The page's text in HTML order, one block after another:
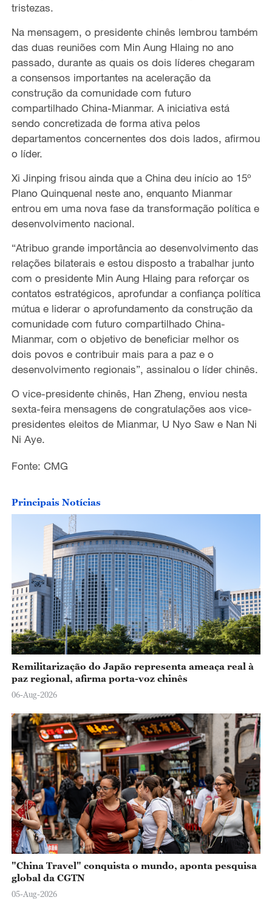
tristezas.
Na mensagem, o presidente chinês lembrou também
das duas reuniões com Min Aung Hlaing no ano
passado, durante as quais os dois líderes chegaram
a consensos importantes na aceleração da
construção da comunidade com futuro
compartilhado China-Mianmar. A iniciativa está
sendo concretizada de forma ativa pelos
departamentos concernentes dos dois lados, afirmou
o líder.
Xi Jinping frisou ainda que a China deu início ao 15º
Plano Quinquenal neste ano, enquanto Mianmar
entrou em uma nova fase da transformação política e
desenvolvimento nacional.
“Atribuo grande importância ao desenvolvimento das
relações bilaterais e estou disposto a trabalhar junto
com o presidente Min Aung Hlaing para reforçar os
contatos estratégicos, aprofundar a confiança política
mútua e liderar o aprofundamento da construção da
comunidade com futuro compartilhado China-
Mianmar, com o objetivo de beneficiar melhor os
dois povos e contribuir mais para a paz e o
desenvolvimento regionais”, assinalou o líder chinês.
O vice-presidente chinês, Han Zheng, enviou nesta
sexta-feira mensagens de congratulações aos vice-
presidentes eleitos de Mianmar, U Nyo Saw e Nan Ni
Ni Aye.
Fonte: CMG
Principais Notícias
Remilitarização do Japão representa ameaça real à
paz regional, afirma porta-voz chinês
06-Aug-2026
"China Travel" conquista o mundo, aponta pesquisa
global da CGTN
05-Aug-2026